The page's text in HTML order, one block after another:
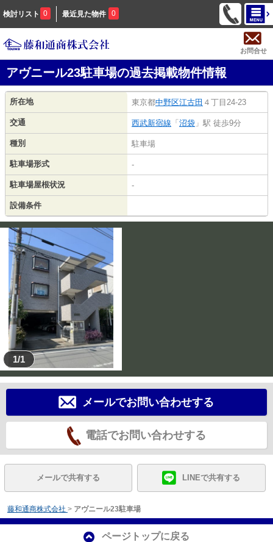
検討リスト 0 最近見た物件 0
お問合せ
アヴニール23駐車場の過去掲載物件情報
所在地 東京都中野区江古田 ４丁目24-23
交通 西武新宿線 「 沼袋 」駅 徒歩9分
種別 駐車場
駐車場形式 -
駐車場屋根状況 -
設備条件
1/1
メールでお問い合わせする
電話でお問い合わせする
メールで共有する LINEで共有する
藤和通商株式会社 > アヴニール23駐車場
ページトップに戻る